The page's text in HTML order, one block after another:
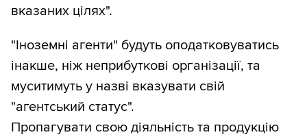
вказаних цілях".
"Іноземні агенти" будуть оподатковуватись
інакше, ніж неприбуткові організації, та
муситимуть у назві вказувати свій
"агентський статус".
Пропагувати свою діяльність та продукцію